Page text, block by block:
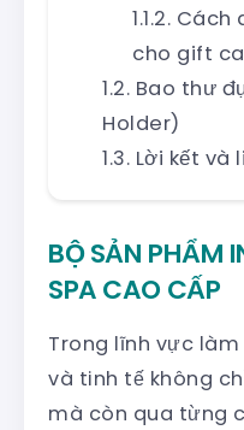
Cách
cho gift
Bao thư
Holder)
Lời kết và
BỘ SẢN PHẨM
SPA CAO CẤP
Trong lĩnh vực
và tinh tế không
mà còn qua từng